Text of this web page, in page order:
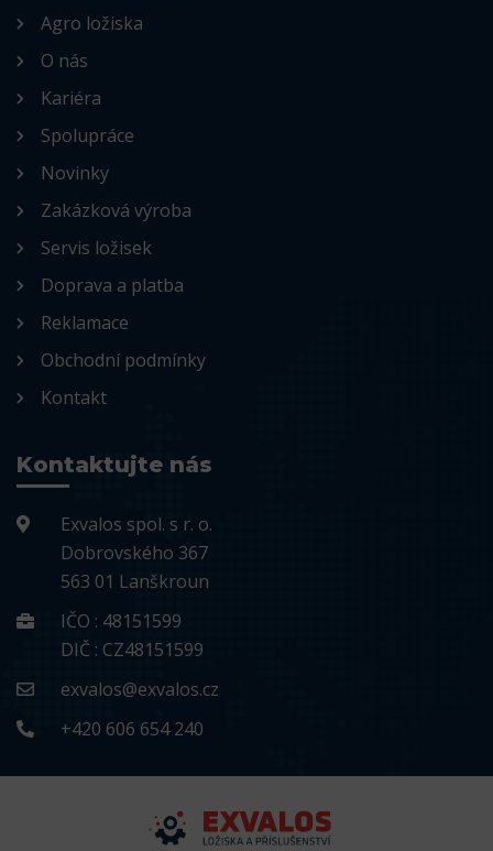
Agro ložiska
O nás
Kariéra
Spolupráce
Novinky
Zakázková výroba
Servis ložisek
Doprava a platba
Reklamace
Obchodní podmínky
Kontakt
Kontaktujte nás
Exvalos spol. s r. o.
Dobrovského 367
563 01 Lanškroun
IČO : 48151599
DIČ : CZ48151599
exvalos@exvalos.cz
+420 606 654 240